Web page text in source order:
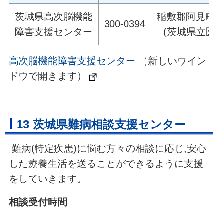
茨城県高次脳機能
障害支援センター
300-0394
稲敷郡阿見
(茨城県立
高次脳機能障害支援センター
（新しいウイン
ドウで開きます）
13 茨城県難病相談支援センター
難病(特定疾患)に悩む方々の相談に応じ,安心
した療養生活を送ることができるように支援
をしていきます。
相談受付時間